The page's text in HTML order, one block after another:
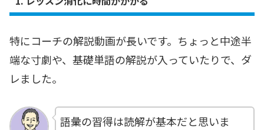
特にコーチの解説動画が長いです。ちょっと中途半
端な寸劇や、基礎単語の解説が入っていたりで、ダ
レました。
語彙の習得は読解が基本だと思いま